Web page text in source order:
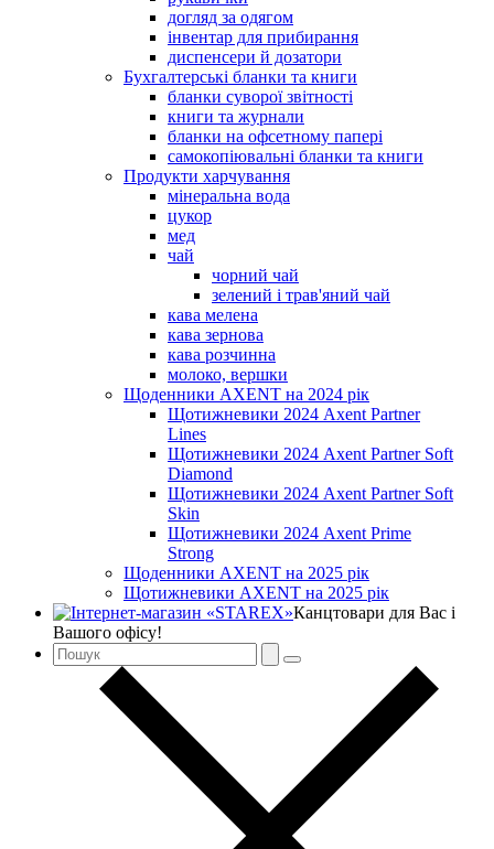
догляд за одягом
інвентар для прибирання
диспенсери й дозатори
Бухгалтерські бланки та книги
бланки суворої звітності
книги та журнали
бланки на офсетному папері
самокопіювальні бланки та книги
Продукти харчування
мінеральна вода
цукор
мед
чай
чорний чай
зелений і трав'яний чай
кава мелена
кава зернова
кава розчинна
молоко, вершки
Щоденники AXENT на 2024 рік
Щотижневики 2024 Axent Partner
Lines
Щотижневики 2024 Axent Partner Soft
Diamond
Щотижневики 2024 Axent Partner Soft
Skin
Щотижневики 2024 Axent Prime
Strong
Щоденники AXENT на 2025 рік
Щотижневики AXENT на 2025 рік
Канцтовари для Вас і
Вашого офісу!